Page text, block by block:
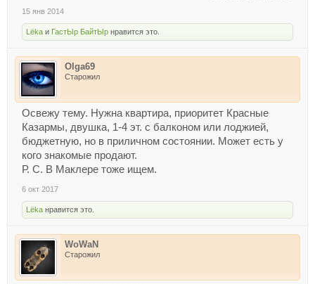
15 янв 2014
Lёka и ГастЫр БайтЫр нравится это.
Olga69
Старожил
Освежу тему. Нужна квартира, приоритет Красные
Казармы, двушка, 1-4 эт. с балконом или лоджией,
бюджетную, но в приличном состоянии. Может есть у
кого знакомые продают.
Р. С. В Маклере тоже ищем.
6 окт 2017
Lёka нравится это.
WoWaN
Старожил